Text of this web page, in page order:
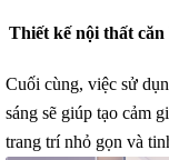
Thiết kế nội thất
Cuối cùng, việc sử
sáng sẽ giúp tạo cảm
trang trí nhỏ gọn và